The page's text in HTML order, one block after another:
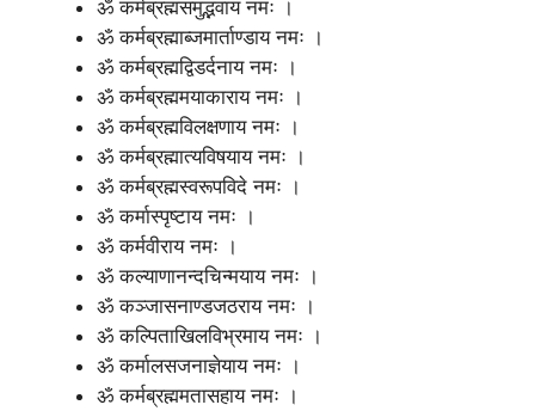
ॐ कर्मब्रह्मसमुद्भवाय नमः ।
ॐ कर्मब्रह्माब्जमार्ताण्डाय नमः ।
ॐ कर्मब्रह्मद्विडर्दनाय नमः ।
ॐ कर्मब्रह्ममयाकाराय नमः ।
ॐ कर्मब्रह्मविलक्षणाय नमः ।
ॐ कर्मब्रह्मात्यविषयाय नमः ।
ॐ कर्मब्रह्मस्वरूपविदे नमः ।
ॐ कर्मास्पृष्टाय नमः ।
ॐ कर्मवीराय नमः ।
ॐ कल्याणानन्दचिन्मयाय नमः ।
ॐ कञ्जासनाण्डजठराय नमः ।
ॐ कल्पिताखिलविभ्रमाय नमः ।
ॐ कर्मालसजनाज्ञेयाय नमः ।
ॐ कर्मब्रह्ममतासहाय नमः ।